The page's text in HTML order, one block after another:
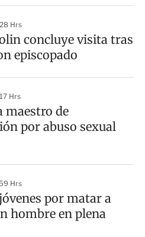
Hrs
concluye visita tras
episcopado
Hrs
maestro de
por abuso sexual
Hrs
por matar a
hombre en plena